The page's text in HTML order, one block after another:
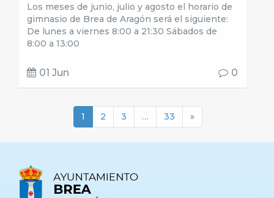
Los meses de junio, julio y agosto el horario de
gimnasio de Brea de Aragón será el siguiente:
De lunes a viernes 8:00 a 21:30 Sábados de
8:00 a 13:00
01 Jun 0
1 2 3 … 33 »